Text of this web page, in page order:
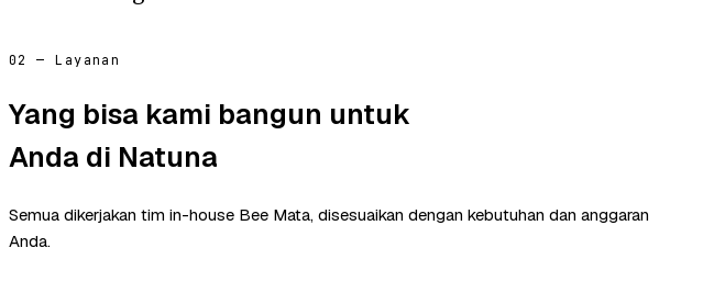
02 — Layanan
Yang bisa kami bangun untuk
Anda di Natuna
Semua dikerjakan tim in-house Bee Mata, disesuaikan dengan kebutuhan dan anggaran
Anda.